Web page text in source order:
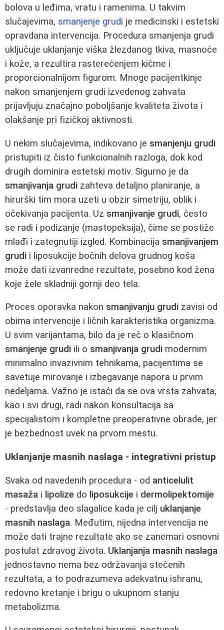
bolova u leđima, vratu i ramenima. U takvim
slučajevima, smanjenje grudi je medicinski i estetski
opravdana intervencija. Procedura smanjenja grudi
uključuje uklanjanje viška žlezdanog tkiva, masnoće
i kože, a rezultira rasterećenjem kičme i
proporcionalnijom figurom. Mnoge pacijentkinje
nakon smanjenjem grudi izvedenog zahvata
prijavljuju značajno poboljšanje kvaliteta života i
olakšanje pri fizičkoj aktivnosti.
U nekim slučajevima, indikovano je smanjenju grudi
pristupiti iz čisto funkcionalnih razloga, dok kod
drugih dominira estetski motiv. Sigurno je da
smanjivanja grudi zahteva detaljno planiranje, a
hirurški tim mora uzeti u obzir simetriju, oblik i
očekivanja pacijenta. Uz smanjivanje grudi, često
se radi i podizanje (mastopeksija), čime se postiže
mlađi i zategnutiji izgled. Kombinacija smanjivanjem
grudi i liposukcije bočnih delova grudnog koša
može dati izvanredne rezultate, posebno kod žena
koje žele skladniji gornji deo tela.
Proces oporavka nakon smanjivanju grudi zavisi od
obima intervencije i ličnih karakteristika organizma.
U svim varijantama, bilo da je reč o klasičnom
smanjenje grudi ili o smanjivanja grudi modernim
minimalno invazivnim tehnikama, pacijentima se
savetuje mirovanje i izbegavanje napora u prvim
nedeljama. Važno je istaći da se ova vrsta zahvata,
kao i svi drugi, radi nakon konsultacija sa
specijalistom i kompletne preoperativne obrade, jer
je bezbednost uvek na prvom mestu.
Uklanjanje masnih naslaga - integrativni pristup
Svaka od navedenih procedura - od anticelulit
masaža i lipolize do liposukcije i dermolipektomije
- predstavlja deo slagalice kada je cilj uklanjanje
masnih naslaga. Međutim, nijedna intervencija ne
može dati trajne rezultate ako se zanemari osnovni
postulat zdravog života. Uklanjanja masnih naslaga
jednostavno nema bez održavanja stečenih
rezultata, a to podrazumeva adekvatnu ishranu,
redovno kretanje i brigu o ukupnom stanju
metabolizma.